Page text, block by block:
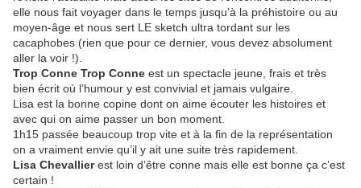
elle nous fait voyager dans le temps jusqu’à la préhistoire ou au
moyen-âge et nous sert LE sketch ultra tordant sur les
cacaphobes (rien que pour ce dernier, vous devez absolument
aller la voir !).
Trop Conne Trop Conne est un spectacle jeune, frais et très
bien écrit où l’humour y est convivial et jamais vulgaire.
Lisa est la bonne copine dont on aime écouter les histoires et
avec qui on aime passer un bon moment.
1h15 passée beaucoup trop vite et à la fin de la représentation
on a vraiment envie qu’il y ait une suite très rapidement.
Lisa Chevallierest loin d’être conne mais elle est bonne ça c’est
certain !